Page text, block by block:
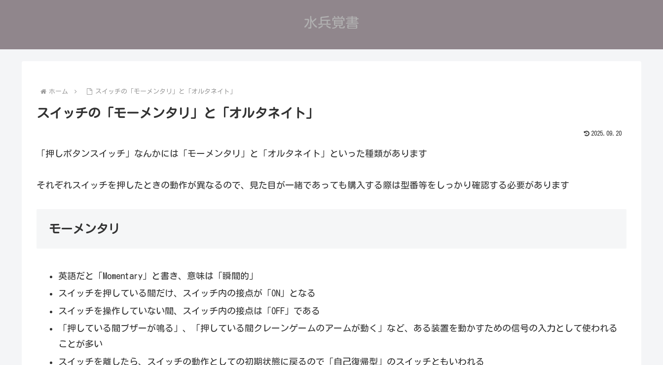
水兵覚書
ホーム スイッチの「モーメンタリ」と「オルタネイト」
スイッチの「モーメンタリ」と「オルタネイト」
2025.09.20
「押しボタンスイッチ」なんかには「モーメンタリ」と「オルタネイト」といった種類があります
それぞれスイッチを押したときの動作が異なるので、見た目が一緒であっても購入する際は型番等をしっかり確認する必要があります
モーメンタリ
英語だと「Momentary」と書き、意味は「瞬間的」
スイッチを押している間だけ、スイッチ内の接点が「ON」となる
スイッチを操作していない間、スイッチ内の接点は「OFF」である
「押している間ブザーが鳴る」、「押している間クレーンゲームのアームが動く」など、ある装置を動かすための信号の入力として使われる
ことが多い
スイッチを離したら、スイッチの動作としての初期状態に戻るので「自己復帰型」のスイッチともいわれる